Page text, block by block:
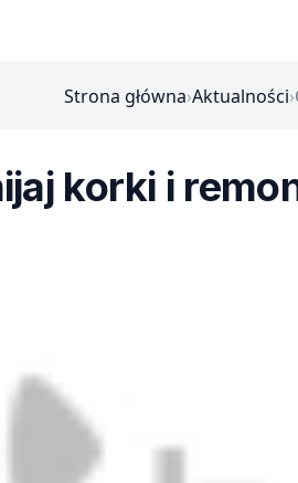
Strona główna›Aktualności›
korki i